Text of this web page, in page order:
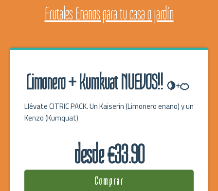
Frutales Enanos para tu casa o jardín
Limonero + Kumkuat NUEVOS!! 🍋+🍊
Llévate CITRIC PACK. Un Kaiserin (Limonero enano) y un
Kenzo (Kumquat)
desde €33.90
Comprar